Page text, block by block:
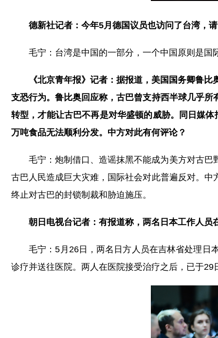
德新社记者：今年5月德国议员也访问了台湾，
毛宁：台湾是中国的一部分，一个中国原则是
《北京青年报》记者：据报道，美国国务卿鲁
支恐行为。鲁比奥回应称，古巴曾支持西半球几乎
转型，才能让古巴不再是对华盛顿的威胁。同日媒
万吨食品无法顺利分发。中方对此有何评论？
毛宁：炮制借口、造谣抹黑不能成为美方对古
古巴人民造成巨大灾难，国际社会对此普遍反对。
终止对古巴的封锁制裁和胁迫施压。
朝日电视台记者：有报道称，两名日本工作人
毛宁：5月26日，两名日方人员在吉林省处理日
诊疗并送往医院。两人在医院接受治疗之后，已于29